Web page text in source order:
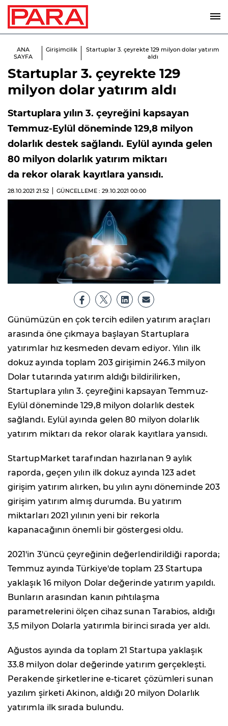
ANA
SAYFA
Girişimcilik
Startuplar 3. çeyrekte 129 milyon dolar yatırım
aldı
Startuplar 3. çeyrekte 129
milyon dolar yatırım aldı
Startuplara yılın 3. çeyreğini kapsayan
Temmuz-Eylül döneminde 129,8 milyon
dolarlık destek sağlandı. Eylül ayında gelen
80 milyon dolarlık yatırım miktarı
da rekor olarak kayıtlara yansıdı.
28.10.2021 21:52 GÜNCELLEME : 29.10.2021 00:00
Günümüzün en çok tercih edilen yatırım araçları
arasında öne çıkmaya başlayan Startuplara
yatırımlar hız kesmeden devam ediyor. Yılın ilk
dokuz ayında toplam 203 girişimin 246.3 milyon
Dolar tutarında yatırım aldığı bildirilirken,
Startuplara yılın 3. çeyreğini kapsayan Temmuz-
Eylül döneminde 129,8 milyon dolarlık destek
sağlandı. Eylül ayında gelen 80 milyon dolarlık
yatırım miktarı da rekor olarak kayıtlara yansıdı.
StartupMarket tarafından hazırlanan 9 aylık
raporda, geçen yılın ilk dokuz ayında 123 adet
girişim yatırım alırken, bu yılın aynı döneminde 203
girişim yatırım almış durumda. Bu yatırım
miktarları 2021 yılının yeni bir rekorla
kapanacağının önemli bir göstergesi oldu.
2021'in 3'üncü çeyreğinin değerlendirildiği raporda;
Temmuz ayında Türkiye'de toplam 23 Startupa
yaklaşık 16 milyon Dolar değerinde yatırım yapıldı.
Bunların arasından kanın pıhtılaşma
parametrelerini ölçen cihaz sunan Tarabios, aldığı
3,5 milyon Dolarla yatırımla birinci sırada yer aldı.
Ağustos ayında da toplam 21 Startupa yaklaşık
33.8 milyon dolar değerinde yatırım gerçekleşti.
Perakende şirketlerine e-ticaret çözümleri sunan
yazılım şirketi Akinon, aldığı 20 milyon Dolarlık
yatırımla ilk sırada bulundu.